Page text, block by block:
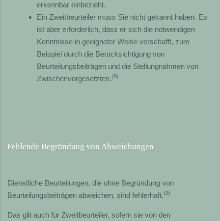
erkennbar einbezieht.
Ein Zweitbeurteiler muss Sie nicht gekannt haben. Es
ist aber erforderlich, dass er sich die notwendigen
Kenntnisse in geeigneter Weise verschafft, zum
Beispiel durch die Berücksichtigung von
Beurteilungsbeiträgen und die Stellungnahmen von
Zwischenvorgesetzten.(8)
Fehlende Begründung von Abweichungen
Dienstliche Beurteilungen, die ohne Begründung von
Beurteilungsbeiträgen abweichen, sind fehlerhaft.(9)
Das gilt auch für Zweitbeurteiler, sofern sie von den